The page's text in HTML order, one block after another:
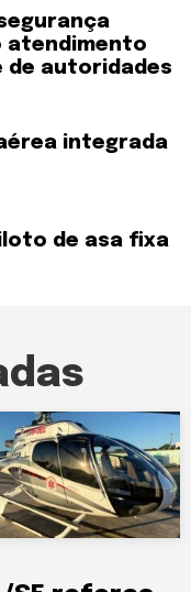
atendimento
de autoridades
integrada
de asa fixa